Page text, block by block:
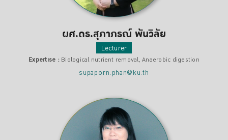
ผศ.ดร.สุภาภรณ์ พันวิลัย
Lecturer
Expertise :Biological nutrient removal, Anaerobic digestion
supaporn.phan@ku.th